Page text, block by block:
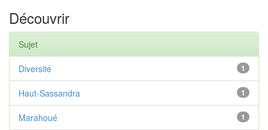
Découvrir
Sujet
1
Diversité
1
Haut-Sassandra
1
Marahoué